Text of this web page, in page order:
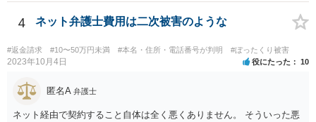
所を探すなどして弁護士を探してみてください。
4 ネット弁護士費用は二次被害のような
#返金請求 #10〜50万円未満 #本名・住所・電話番号が判明 #ぼったくり被害
2023年10月4日 役にたった 10
匿名A 弁護士
ネット経由で契約すること自体は全く悪くありません。 そういった悪